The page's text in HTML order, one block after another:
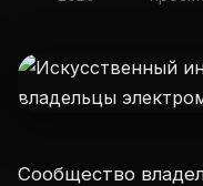
Сообщество